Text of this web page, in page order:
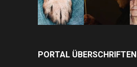
PORTAL ÜBERSCHRIFTEN